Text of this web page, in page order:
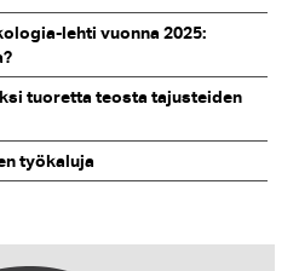
lehti vuonna 2025:
tuoretta teosta tajusteiden
työkaluja